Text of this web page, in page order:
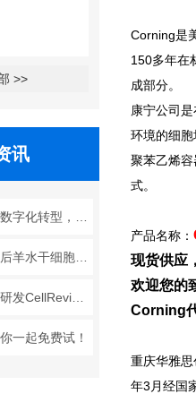
>>
讯
一起免费试！
Corning是
150多年在
成部分。
康宁公司
环境的细
聚苯乙烯
式。
产品名称：
现货供应
欢迎您
Corning
重庆华雅
年3月经国